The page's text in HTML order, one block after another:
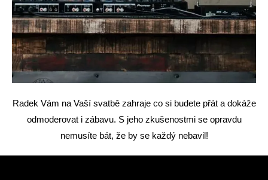
Radek Vám na Vaší svatbě zahraje co si budete přát a dokáže
odmoderovat i zábavu. S jeho zkušenostmi se opravdu
nemusíte bát, že by se každý nebavil!